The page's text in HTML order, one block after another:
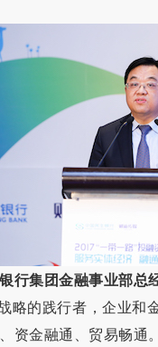
行集团金融事业部总
略的践行者，企业和
资金融通、贸易畅通